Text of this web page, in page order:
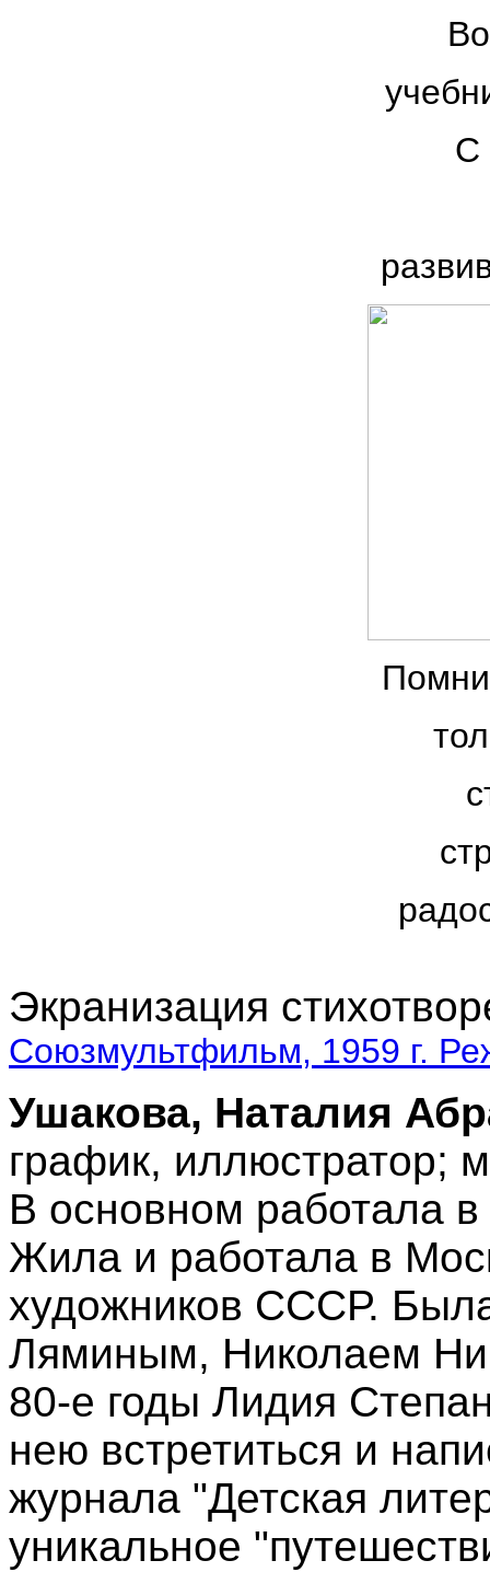
С
Экранизация
Союзмультфильм, 1959 г.
Ушакова, Наталия
график, иллюстратор;
В основном работала в
Жила и работала в
художников СССР.
Ляминым, Николаем
80-е годы Лидия
нею встретиться и
журнала "Детская
уникальное